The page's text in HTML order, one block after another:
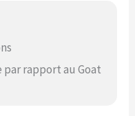
rapport au Goat